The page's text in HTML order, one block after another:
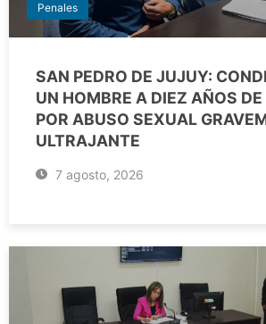
Penales
SAN PEDRO DE JUJUY:
UN HOMBRE A DIEZ AÑOS DE
POR ABUSO SEXUAL
ULTRAJANTE
7 agosto, 2026